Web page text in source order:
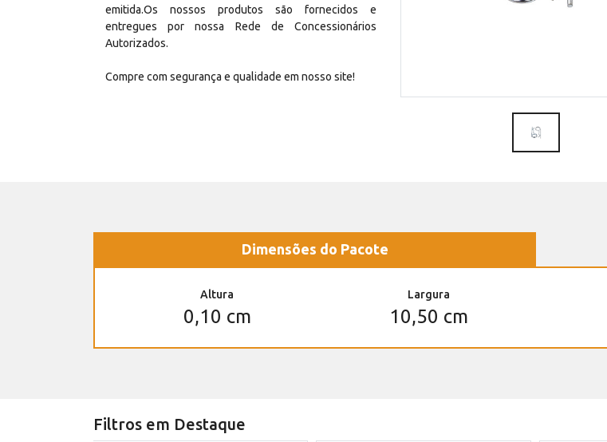
emitida.Os nossos produtos são fornecidos e
entregues por nossa Rede de Concessionários
Autorizados.
Compre com segurança e qualidade em nosso site!
Dimensões do Pacote
Altura
0,10 cm
Largura
10,50 cm
Filtros em Destaque